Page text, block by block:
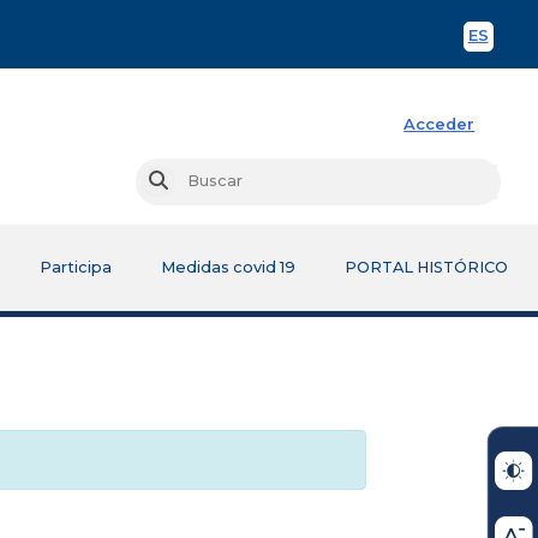
ES
Acceder
Buscar
Participa Medidas covid 19 PORTAL HISTÓRICO